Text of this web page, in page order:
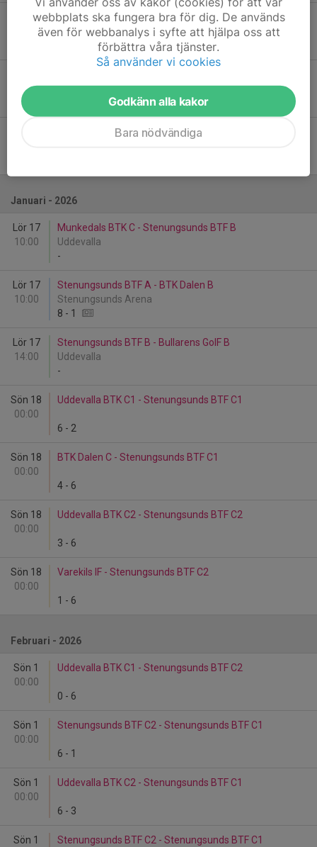
Lör 13
14:00
Stenungsunds BTF A - Kvillebyns SK
Ed
10:00
Ed
Bullarens GoIF B - Stenungsunds BTF B
Januari - 2026
Lör 17
10:00
Munkedals BTK C - Stenungsunds BTF B
Uddevalla
-
Lör 17
10:00
Stenungsunds BTF A - BTK Dalen B
Stenungsunds Arena
8 - 1
Lör 17
14:00
Stenungsunds BTF B - Bullarens GoIF B
Uddevalla
-
Sön 18
00:00
Uddevalla BTK C1 - Stenungsunds BTF C1
6 - 2
Sön 18
00:00
BTK Dalen C - Stenungsunds BTF C1
4 - 6
Sön 18
00:00
Uddevalla BTK C2 - Stenungsunds BTF C2
3 - 6
Sön 18
00:00
Varekils IF - Stenungsunds BTF C2
1 - 6
Februari - 2026
Sön 1
00:00
Uddevalla BTK C1 - Stenungsunds BTF C2
0 - 6
Sön 1
00:00
Stenungsunds BTF C2 - Stenungsunds BTF C1
6 - 1
Sön 1
00:00
Uddevalla BTK C2 - Stenungsunds BTF C1
6 - 3
Sön 1
Stenungsunds BTF C2 - Stenungsunds BTF C1
webbplats ska fungera bra för dig. De används
även för webbanalys i syfte att hjälpa oss att
förbättra våra tjänster.
Så använder vi cookies
Godkänn alla kakor
Bara nödvändiga